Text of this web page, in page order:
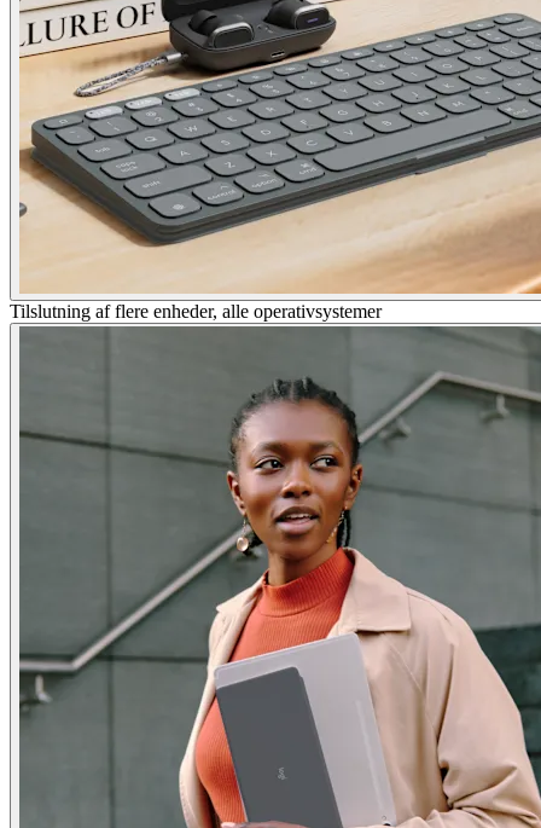
Tilslutning af flere enheder, alle operativsystemer